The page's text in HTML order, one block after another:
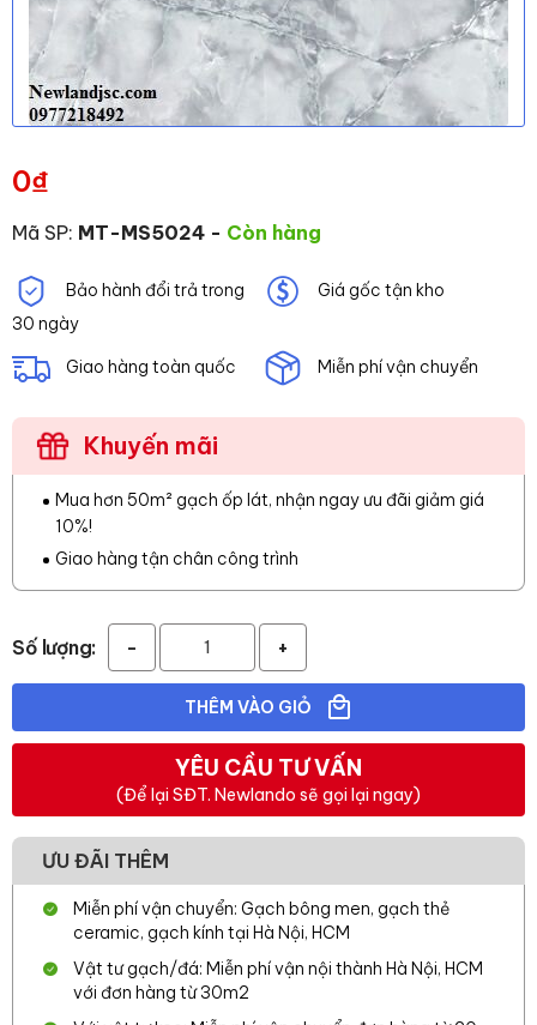
0₫
Mã SP: MT-MS5024 - Còn hàng
Bảo hành đổi trả trong
30 ngày
Giá gốc tận kho
Giao hàng toàn quốc Miễn phí vận chuyển
Khuyến mãi
Mua hơn 50m² gạch ốp lát, nhận ngay ưu đãi giảm giá
10%!
Giao hàng tận chân công trình
Số lượng: - +
THÊM VÀO GIỎ
YÊU CẦU TƯ VẤN
(Để lại SĐT. Newlando sẽ gọi lại ngay)
ƯU ĐÃI THÊM
Miễn phí vận chuyển: Gạch bông men, gạch thẻ
ceramic, gạch kính tại Hà Nội, HCM
Vật tư gạch/đá: Miễn phí vận nội thành Hà Nội, HCM
với đơn hàng từ 30m2